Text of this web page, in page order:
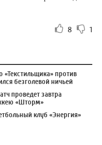
8 1
«Текстильщика» против
безголевой ничьей
проведет завтра
«Шторм»
клуб «Энергия»